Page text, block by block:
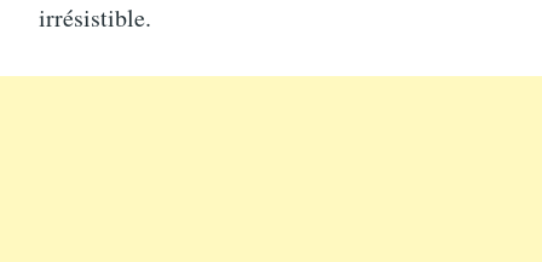
irrésistible.